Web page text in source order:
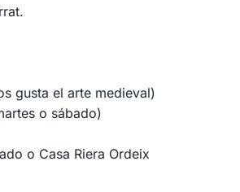
gusta el arte medieval)
o sábado)
o Casa Riera Ordeix